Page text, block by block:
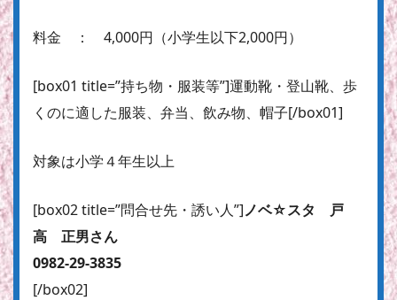
料金 ： 4,000円（小学生以下2,000円）
[box01 title=”持ち物・服装等”]運動靴・登山靴、歩
くのに適した服装、弁当、飲み物、帽子[/box01]
対象は小学４年生以上
[box02 title=”問合せ先・誘い人”]ノベ☆スタ 戸
高 正男さん
0982-29-3835
[/box02]